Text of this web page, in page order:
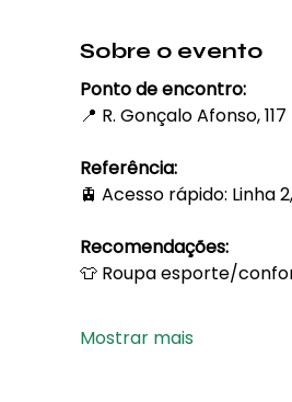
Sobre o evento
Ponto de encontro:
📍 R. Gonçalo Afonso,
Referência:
🚊 Acesso rápido: Linha
Recomendações:
👕 Roupa esporte/
Mostrar mais